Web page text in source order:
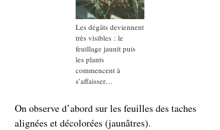
Les dégâts deviennent
très visibles : le
feuillage jaunit puis
les plants
commencent à
s’affaisser…
On observe d’abord sur les feuilles des taches
alignées et décolorées (jaunâtres).